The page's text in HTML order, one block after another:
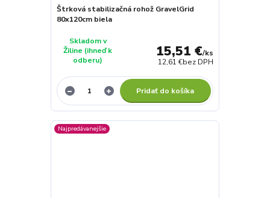
Štrková stabilizačná rohož GravelGrid
80x120cm biela
15,51 €/ks
12,61 €bez DPH
Skladom v
Žiline (ihneď k
odberu)
Pridať do košíka
Najpredávanejšie